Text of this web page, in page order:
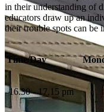
in their understanding of
educators draw up an
their trouble spots can be
Time/Day
16.30 - 17.15 pm